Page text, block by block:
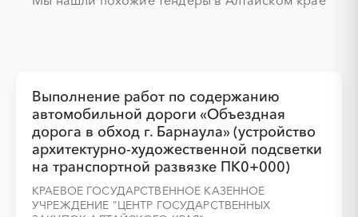
Выполнение работ по содержанию
автомобильной дороги «Объездная
дорога в обход г. Барнаула» (устройство
архитектурно-художественной подсветки
на транспортной развязке ПК0+000)
КРАЕВОЕ ГОСУДАРСТВЕННОЕ КАЗЕННОЕ
УЧРЕЖДЕНИЕ "ЦЕНТР ГОСУДАРСТВЕННЫХ
░░░░░░░░░ ░ ░